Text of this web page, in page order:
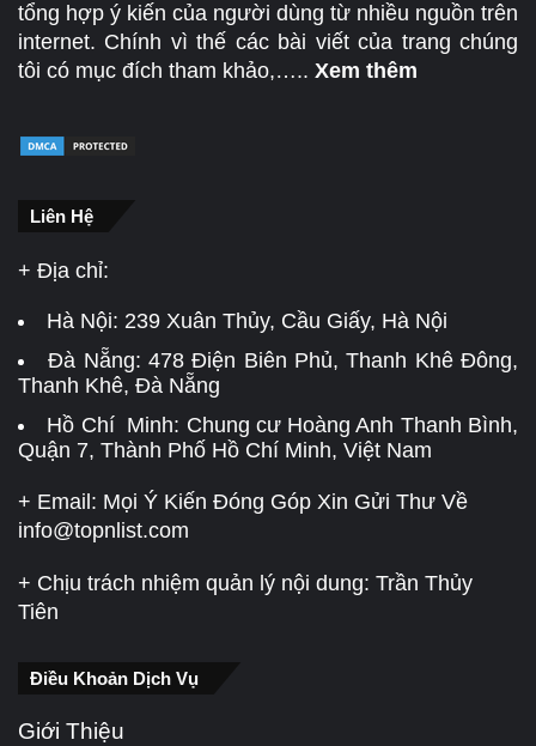
tổng hợp ý kiến của người dùng từ nhiều nguồn trên
internet. Chính vì thế các bài viết của trang chúng
tôi có mục đích tham khảo,….. Xem thêm
Liên Hệ
+ Địa chỉ:
Hà Nội: 239 Xuân Thủy, Cầu Giấy, Hà Nội
Đà Nẵng:478 Điện Biên Phủ, Thanh Khê Đông,
Thanh Khê, Đà Nẵng
Hồ Chí Minh: Chung cư Hoàng Anh Thanh Bình,
Quận 7, Thành Phố Hồ Chí Minh, Việt Nam
+ Email: Mọi Ý Kiến Đóng Góp Xin Gửi Thư Về
info@topnlist.com
+ Chịu trách nhiệm quản lý nội dung: Trần Thủy
Tiên
Điều Khoản Dịch Vụ
Giới Thiệu